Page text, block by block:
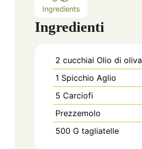
Ingredients
Ingredienti
2 cucchiai Olio di oliva
1 Spicchio Aglio
5 Carciofi
Prezzemolo
500 G tagliatelle